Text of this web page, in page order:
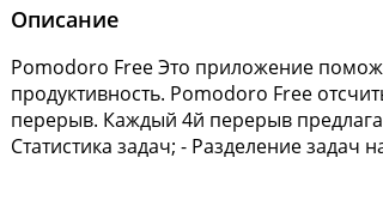
Описание
Pomodoro Free Это приложение
продуктивность. Pomodoro Free
перерыв. Каждый 4й перерыв
Статистика задач; - Разделение